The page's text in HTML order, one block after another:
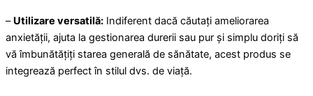
– Utilizare versatilă: Indiferent dacă căutați ameliorarea
anxietății, ajuta la gestionarea durerii sau pur și simplu doriți să
vă îmbunătățiți starea generală de sănătate, acest produs se
integrează perfect în stilul dvs. de viață.